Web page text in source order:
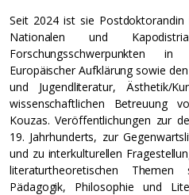
Seit 2024 ist sie
Nationalen und
Forschungsschwerpunkten in
Europäischer Aufklärung sowie
und Jugendliteratur, Ästhetik/
wissenschaftlichen Betreuung
Kouzas. Veröffentlichungen zur
19. Jahrhunderts, zur
und zu interkulturellen
literaturtheoretischen
Pädagogik, Philosophie und